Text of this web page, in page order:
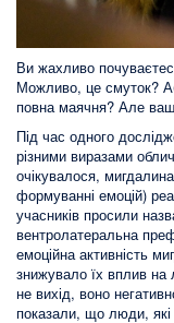
Ви жахливо
Можливо, це смуток?
повна маячня? Але
Під час одного
різними виразами
очікувалося,
формуванні емоцій)
учасників просили
вентролатеральна
емоційна активність
знижувало їх вплив
не вихід, воно
показали, що люди, які